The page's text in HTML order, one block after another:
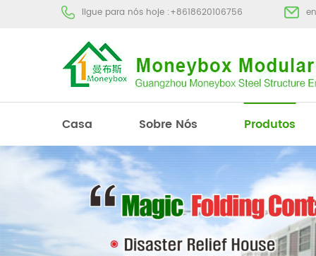
ligue para nós hoje :+8618620106756
Casa Sobre Nós Produtos